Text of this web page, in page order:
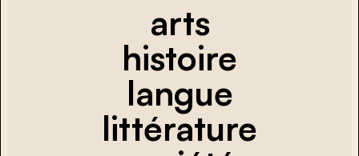
arts
histoire
langue
littérature